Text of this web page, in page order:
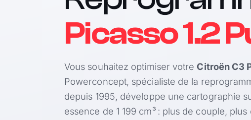
Picasso 1.2
Vous souhaitez optimiser votre Citroën C3
Powerconcept, spécialiste de la
depuis 1995, développe une cartographie
essence de 1 199 cm³ : plus de couple,